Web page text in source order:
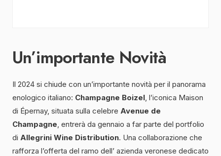
Un’importante Novità
Il 2024 si chiude con un’importante novità per il panorama
enologico italiano: Champagne Boizel , l’iconica Maison
di Épernay, situata sulla celebre Avenue de
Champagne , entrerà da gennaio a far parte del portfolio
di Allegrini Wine Distribution. Una collaborazione che
rafforza l’offerta del ramo dell’ azienda veronese dedicato